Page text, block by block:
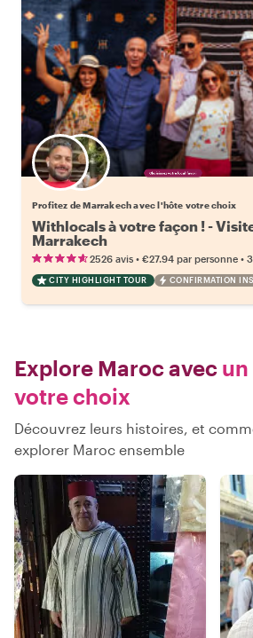
Choisissez votre local favori
Profitez de Marrakech avec l'hôte votre choix
Withlocals à votre façon ! -
Marrakech
2526 avis • €27.94 par personne •
CITY HIGHLIGHT TOUR CONFIRMATION
Explore Maroc avec
votre choix
Découvrez leurs histoires, et
explorer Maroc ensemble